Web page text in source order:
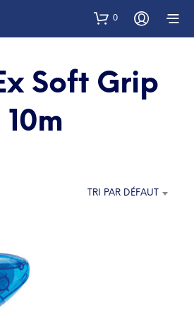
0
Soft Grip
10m
TRI PAR DÉFAUT